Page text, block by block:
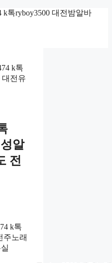
k톡ryboy3500 대전밤알바
알
전
k톡
주노래